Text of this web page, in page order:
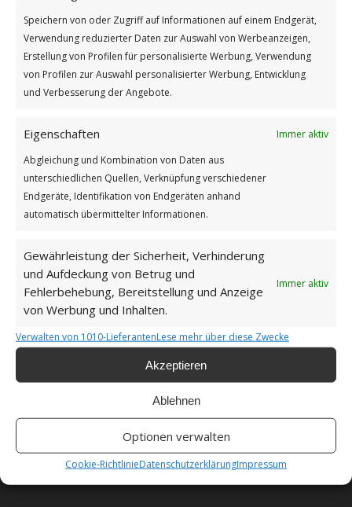
Speichern von oder Zugriff auf Informationen auf einem Endgerät,
Verwendung reduzierter Daten zur Auswahl von Werbeanzeigen,
Erstellung von Profilen für personalisierte Werbung, Verwendung
von Profilen zur Auswahl personalisierter Werbung, Entwicklung
und Verbesserung der Angebote.
Eigenschaften
Immer aktiv
Abgleichung und Kombination von Daten aus
unterschiedlichen Quellen, Verknüpfung verschiedener
Endgeräte, Identifikation von Endgeräten anhand
automatisch übermittelter Informationen.
Gewährleistung der Sicherheit, Verhinderung
und Aufdeckung von Betrug und
Fehlerbehebung, Bereitstellung und Anzeige
von Werbung und Inhalten.
Immer aktiv
Verwalten von 1010-LieferantenLese mehr über diese Zwecke
Akzeptieren
Ablehnen
Optionen verwalten
Cookie-RichtlinieDatenschutzerklärungImpressum
Weihnachten ist in Wichtel-Village eine ganz
besondere Zeit. Und du bist herzlich eingeladen, uns
so oft du willst, zu besuchen.
Seite 2 von 2
1 2
Impressum
Datenschutzerklärung
Unsere Cookie-Richtlinie (EU)
Haftungsausschluss